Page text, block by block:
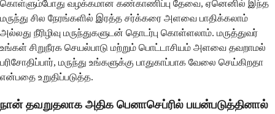
கொள்ளும்போது வழக்கமான கண்காணிப்பு தேவை, ஏனெனில் இந்த
மருந்து சில நேரங்களில் இரத்த சர்க்கரை அளவை பாதிக்கலாம்
அல்லது நீரிழிவு மருந்துகளுடன் தொடர்பு கொள்ளலாம். மருத்துவர்
உங்கள் சிறுநீரக செயல்பாடு மற்றும் பொட்டாசியம் அளவை தவறாமல்
பரிசோதிப்பார், மருந்து உங்களுக்கு பாதுகாப்பாக வேலை செய்கிறதா
என்பதை உறுதிப்படுத்த.
நான் தவறுதலாக அதிக பெனாசெப்ரில் பயன்படுத்தினால்